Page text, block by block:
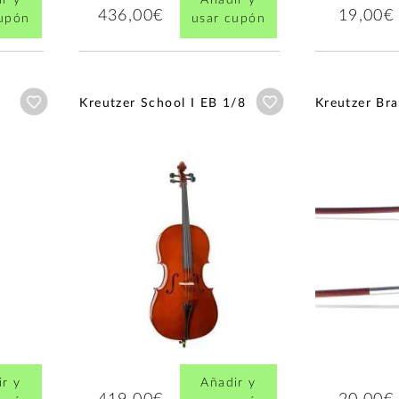
436,00€
usar cupón
19,00€
Añadir a wishlist
y
Kreutzer School I EB 1/8 Añadir a wishlist
Añadir y
Kreutzer